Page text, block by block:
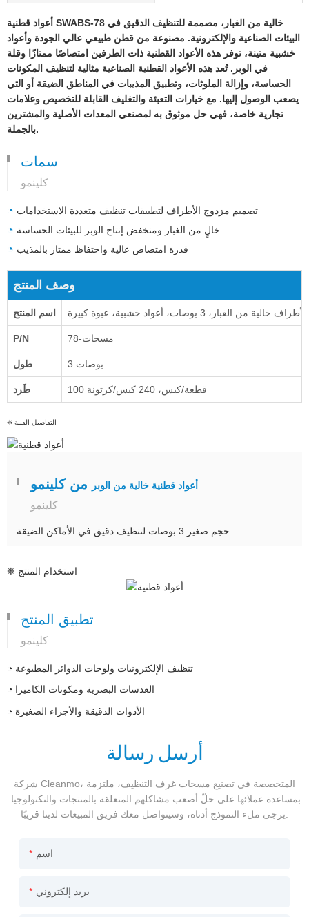
أعواد قطنية SWABS-78 خالية من الغبار، مصممة للتنظيف الدقيق في
البيئات الصناعية والإلكترونية. مصنوعة من قطن طبيعي عالي الجودة وأعواد
خشبية متينة، توفر هذه الأعواد القطنية ذات الطرفين امتصاصًا ممتازًا وقلة
في الوبر. تُعد هذه الأعواد القطنية الصناعية مثالية لتنظيف المكونات
الحساسة، وإزالة الملوثات، وتطبيق المذيبات في المناطق الضيقة أو التي
يصعب الوصول إليها. مع خيارات التعبئة والتغليف القابلة للتخصيص وعلامات
تجارية خاصة، فهي حل موثوق به لمصنعي المعدات الأصلية والمشترين
بالجملة.
سمات
كلينمو
◔ تصميم مزدوج الأطراف لتطبيقات تنظيف متعددة الاستخدامات
◔ خالٍ من الغبار ومنخفض إنتاج الوبر للبيئات الحساسة
◔ قدرة امتصاص عالية واحتفاظ ممتاز بالمذيب
وصف المنتج
اسم المنتج 3 بوصات، أعواد خشبية، عبوة كبيرة
P/N مسحات-78
طول 3 بوصات
طَرد 100 قطعة/كيس، 240 كيس/كرتونة
❈ التفاصيل الفنية
أعواد قطنية خالية من الوبر من كلينمو
كلينمو
حجم صغير 3 بوصات لتنظيف دقيق في الأماكن الضيقة
❈ استخدام المنتج
تطبيق المنتج
كلينمو
◔ تنظيف الإلكترونيات ولوحات الدوائر المطبوعة
◔ العدسات البصرية ومكونات الكاميرا
◔ الأدوات الدقيقة والأجزاء الصغيرة
أرسل رسالة
شركة Cleanmo، المتخصصة في تصنيع مسحات غرف التنظيف، ملتزمة
بمساعدة عملائها على حلّ أصعب مشاكلهم المتعلقة بالمنتجات والتكنولوجيا.
اسم
بريد إلكتروني